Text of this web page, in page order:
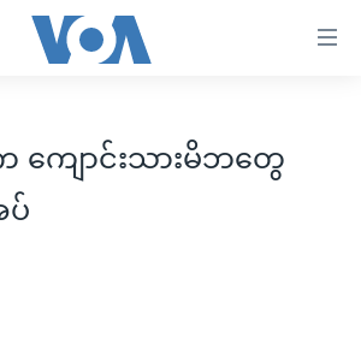
ကျောင်းသားမိဘတွေ
ပ်